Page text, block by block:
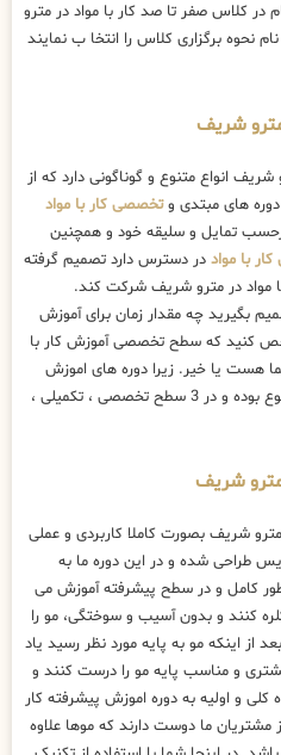
کلاس صفر تا صد کار با مواد در مترو
نحوه برگزاری کلاس را انتخا ب نمایند
شریف
انواع متنوع و گوناگونی دارد که از
های مبتدی وتخصصی کار با مواد
تمایل و سلیقه خود و همچنین
با مواد در دسترس دارد تصمیم گرفته
مواد در مترو شریف شرکت کند.
بگیرید چه مقدار زمان برای آموزش
کنید که سطح تخصصی آموزش کار با
هست یا خیر. زیرا دوره های اموزش
کار با مواد در مترو شریف بسیار متنوع بوده و در 3 سطح تخصصی ، تکمیلی ،
مترو شریف
شریف بصورت کاملا کاربردی و عملی
طراحی شده و در این دوره ما به
کامل و در سطح پیشرفته آموزش می
کنند و بدون آسیب و سوختگی، مو را
از اینکه مو به پایه مورد نظر رسید یاد
و مناسب پایه مو را درست کنند و
و اولیه به دوره اموزش پیشرفته کار
ما دوست دارند که موها علاوه